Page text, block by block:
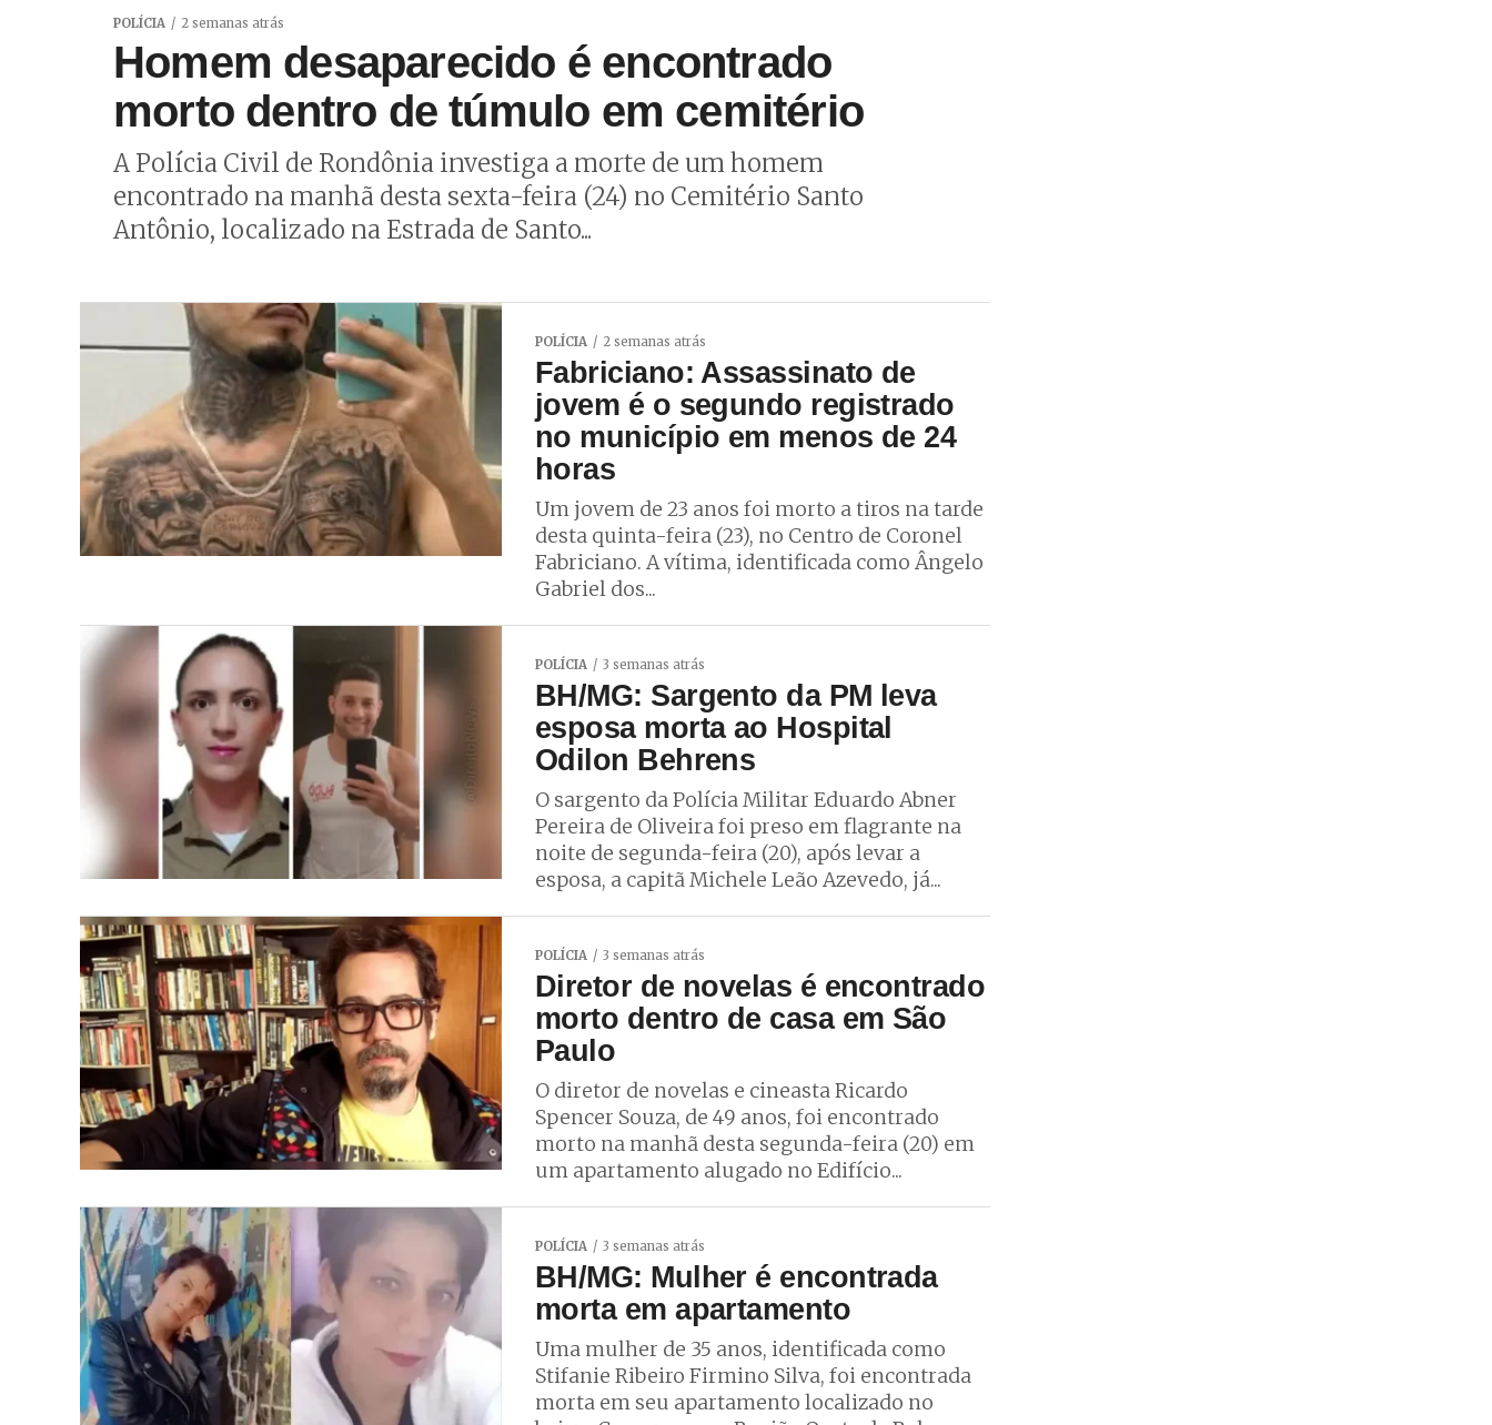
POLÍCIA 2 semanas atrás
Homem desaparecido é encontrado
morto dentro de túmulo em cemitério
A Polícia Civil de Rondônia investiga a morte de um homem
encontrado na manhã desta sexta-feira (24) no Cemitério Santo
Antônio, localizado na Estrada de Santo...
POLÍCIA 2 semanas atrás
Fabriciano: Assassinato de
jovem é o segundo registrado
no município em menos de 24
horas
Um jovem de 23 anos foi morto a tiros na tarde
desta quinta-feira (23), no Centro de Coronel
Fabriciano. A vítima, identificada como Ângelo
Gabriel dos...
POLÍCIA 3 semanas atrás
BH/MG: Sargento da PM leva
esposa morta ao Hospital
Odilon Behrens
O sargento da Polícia Militar Eduardo Abner
Pereira de Oliveira foi preso em flagrante na
noite de segunda-feira (20), após levar a
esposa, a capitã Michele Leão Azevedo, já...
POLÍCIA 3 semanas atrás
Diretor de novelas é encontrado
morto dentro de casa em São
Paulo
O diretor de novelas e cineasta Ricardo
Spencer Souza, de 49 anos, foi encontrado
morto na manhã desta segunda-feira (20) em
um apartamento alugado no Edifício...
POLÍCIA 3 semanas atrás
BH/MG: Mulher é encontrada
morta em apartamento
Uma mulher de 35 anos, identificada como
Stifanie Ribeiro Firmino Silva, foi encontrada
morta em seu apartamento localizado no